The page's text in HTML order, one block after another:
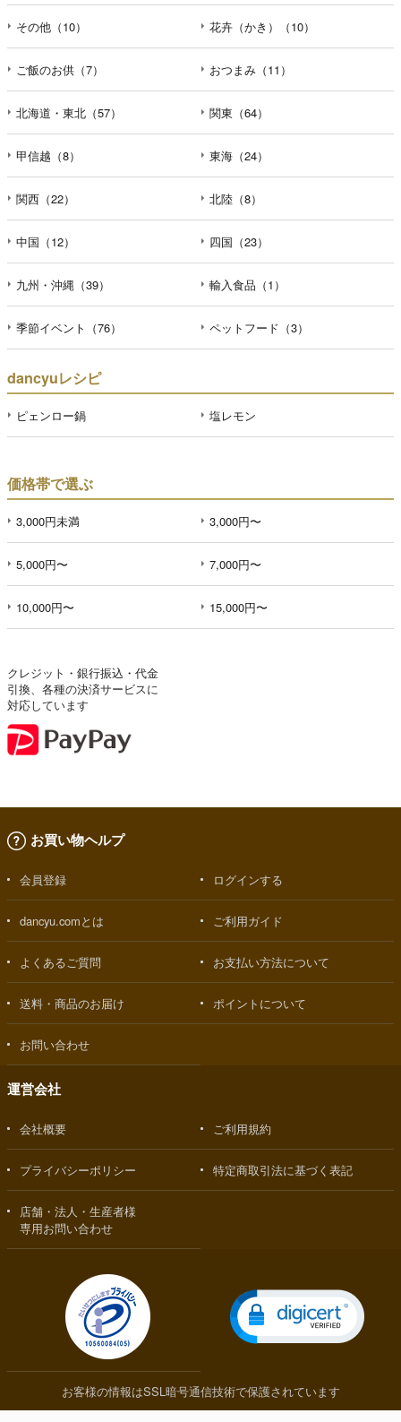
その他（10） 花卉（かき）（10）
ご飯のお供（7） おつまみ（11）
北海道・東北（57） 関東（64）
甲信越（8） 東海（24）
関西（22） 北陸（8）
中国（12） 四国（23）
九州・沖縄（39） 輸入食品（1）
季節イベント（76） ペットフード（3）
dancyuレシピ
ピェンロー鍋 塩レモン
価格帯で選ぶ
3,000円未満 3,000円〜
5,000円〜 7,000円〜
10,000円〜 15,000円〜
クレジット・銀行振込・代金
引換、各種の決済サービスに
対応しています
お買い物ヘルプ
会員登録 ログインする
dancyu.comとは ご利用ガイド
よくあるご質問 お支払い方法について
送料・商品のお届け ポイントについて
お問い合わせ
運営会社
会社概要 ご利用規約
プライバシーポリシー 特定商取引法に基づく表記
店舗・法人・生産者様
専用お問い合わせ
お客様の情報はSSL暗号通信技術で保護されています